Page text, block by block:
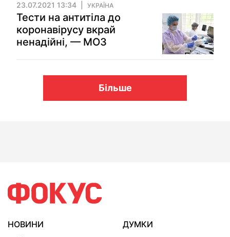
23.07.2021 13:34 УКРАЇНА
Тести на антитіла до
коронавірусу вкрай
ненадійні, — МОЗ
Більше
НОВИНИ
ДУМКИ